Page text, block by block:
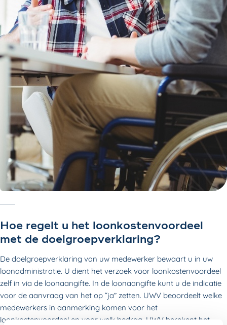
Hoe regelt u het loonkostenvoordeel
met de doelgroepverklaring?
De doelgroepverklaring van uw medewerker bewaart u in uw
loonadministratie. U dient het verzoek voor loonkostenvoordeel
zelf in via de loonaangifte. In de loonaangifte kunt u de indicatie
voor de aanvraag van het op “ja” zetten. UWV beoordeelt welke
medewerkers in aanmerking komen voor het
loonkostenvoordeel en voor welk bedrag. UWV berekent het